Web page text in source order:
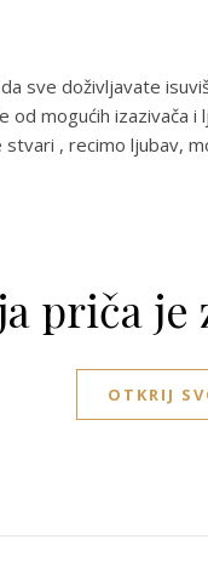
sve doživljavate
od mogućih izazivača
, recimo ljubav,
priča je
OTKRIJ